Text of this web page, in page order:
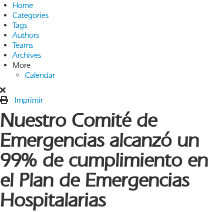
Home
Categories
Tags
Authors
Teams
Archives
More
Calendar
Imprimir
Nuestro Comité de
Emergencias alcanzó un
99% de cumplimiento en
el Plan de Emergencias
Hospitalarias